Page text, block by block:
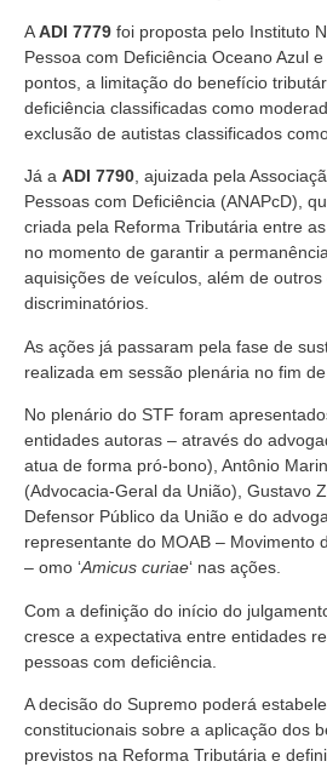
AADI 7779 foi proposta pelo Instituto
Pessoa com Deficiência Oceano Azul
pontos, a limitação do benefício
deficiência classificadas como
exclusão de autistas classificados
Já a ADI 7790, ajuizada pela
Pessoas com Deficiência (ANAPcD),
criada pela Reforma Tributária entre
no momento de garantir a
aquisições de veículos, além de
discriminatórios.
As ações já passaram pela fase de
realizada em sessão plenária no fim de
No plenário do STF foram
entidades autoras – através do
atua de forma pró-bono), Antônio
(Advocacia-Geral da União), Gustavo
Defensor Público da União e do
representante do MOAB – Movimento
– omo ‘Amicus curiae‘ nas ações.
Com a definição do início do
cresce a expectativa entre entidades
pessoas com deficiência.
A decisão do Supremo poderá
constitucionais sobre a aplicação dos
previstos na Reforma Tributária e